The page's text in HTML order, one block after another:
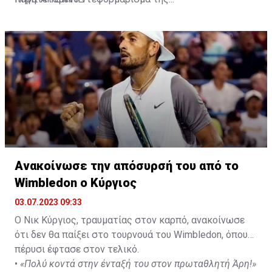
Ανακοίνωσε την απόσυρσή του από το
Wimbledon ο Κύργιος
03.07.2023 09:33
Ο Νικ Κύργιος, τραυματίας στον καρπό, ανακοίνωσε
ότι δεν θα παίξει στο τουρνουά του Wimbledon, όπου
πέρυσι έφτασε στον τελικό.
• «Πολύ κοντά στην ένταξή του στον πρωταθλητή Άρη!»